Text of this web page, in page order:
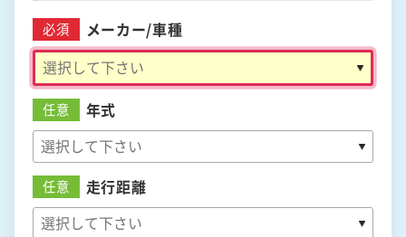
必須 メーカー/車種
任意 年式
任意 走行距離